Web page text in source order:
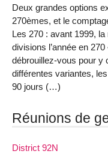
Deux grandes options
270èmes, et le
Les 270 : avant 1999,
divisions l’année en
débrouillez-vous pour y
différentes variantes,
90 jours (…)
Réunions de
District 92N